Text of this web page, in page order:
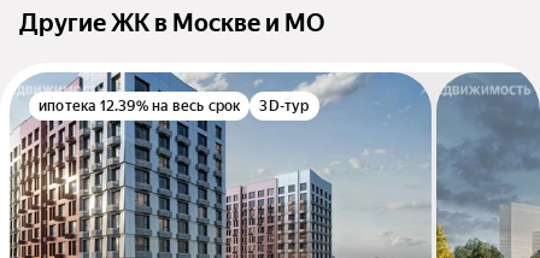
Другие ЖК в Москве и МО
ипотека 12.39% на весь срок 3D-тур